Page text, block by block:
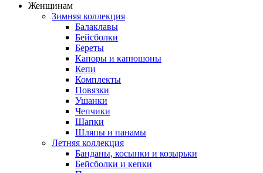
Женщинам
Зимняя коллекция
Балаклавы
Бейсболки
Береты
Капоры и капюшоны
Кепи
Комплекты
Повязки
Ушанки
Чепчики
Шапки
Шляпы и панамы
Летняя коллекция
Банданы, косынки и козырьки
Бейсболки и кепки